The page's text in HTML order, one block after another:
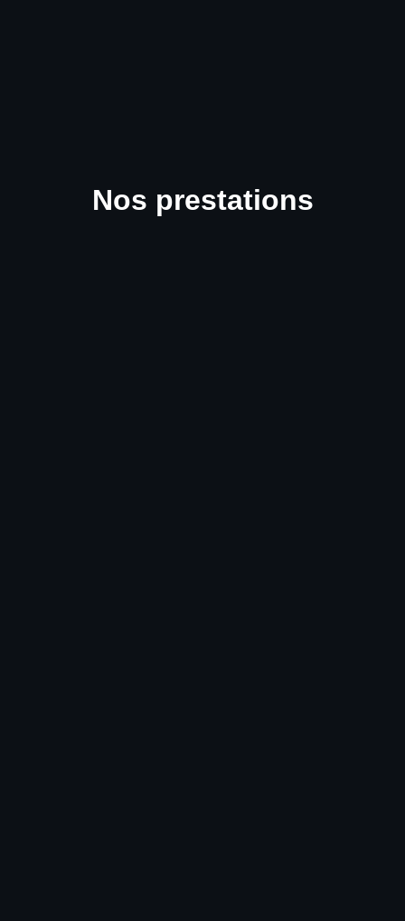
Nos prestations